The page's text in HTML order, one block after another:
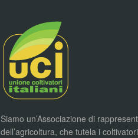
Siamo un’Associazione di
dell’agricoltura, che tutela i